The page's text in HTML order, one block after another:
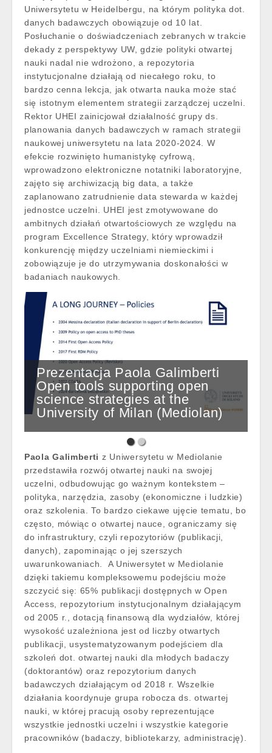
Uniwersytetu w Heidelbergu, na którym polityka dot.
danych badawczych obowiązuje od 10 lat.
Posłuchanie o doświadczeniach zebranych w trakcie
dekady z perspektywy UW, gdzie polityki otwartej
nauki nadal nie wdrożono, a repozytoria
instytucjonalne działają od niecałego roku, to
bardzo cenna lekcja, jak otwarta nauka może stać
się istotnym elementem strategii zarządczej uczelni.
Rektor UHEI zainicjował działalność grupy ds.
planowania danych badawczych w ramach strategii
naukowej uniwersytetu na lata 2020-2024. W
efekcie rozwinięto humanistykę cyfrową,
wprowadzono elektroniczne notatniki laboratoryjne,
zajęto się archiwizacją big data, a także
zaplanowano zatrudnienie data stewarda w każdej
jednostce uczelni. UHEI jest zmotywowane do
ambitnych działań otwartościowych ze względu na
program Excellence Strategy, który wprowadził
konkurencję między uczelniami niemieckimi i
zobowiązuje je do utrzymywania doskonałości w
badaniach naukowych.
Prezentacja Paola Galimberti
Open tools supporting open
science strategies at the
University of Milan (Mediolan)
Paola Galimberti z Uniwersytetu w Mediolanie
przedstawiła rozwój otwartej nauki na swojej
uczelni, odbudowując go ważnym kontekstem –
polityka, narzędzia, zasoby (ekonomiczne i ludzkie)
oraz szkolenia. To bardzo ciekawe ujęcie tematu, bo
często, mówiąc o otwartej nauce, ograniczamy się
do infrastruktury, czyli repozytoriów (publikacji,
danych), zapominając o jej szerszych
uwarunkowaniach. A Uniwersytet w Mediolanie
dzięki takiemu kompleksowemu podejściu może
szczycić się: 65% publikacji dostępnych w Open
Access, repozytorium instytucjonalnym działającym
od 2005 r., dotacją finansową dla wydziałów, której
wysokość uzależniona jest od liczby otwartych
publikacji, usystematyzowanym podejściem dla
szkoleń dot. otwartej nauki dla młodych badaczy
(doktorantów) oraz repozytorium danych
badawczych działającym od 2018 r. Wszelkie
działania koordynuje grupa robocza ds. otwartej
nauki, w której pracują osoby reprezentujące
wszystkie jednostki uczelni i wszystkie kategorie
pracowników (badaczy, bibliotekarzy, administrację).